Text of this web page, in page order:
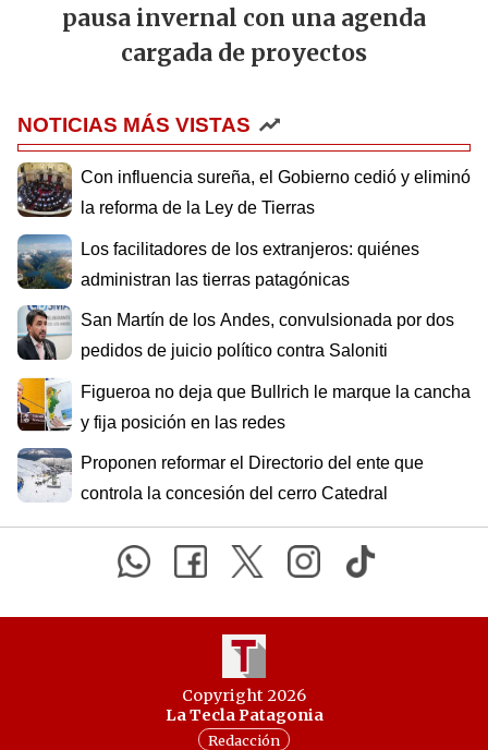
pausa invernal con una agenda
cargada de proyectos
NOTICIAS MÁS VISTAS
Con influencia sureña, el Gobierno cedió y eliminó
la reforma de la Ley de Tierras
Los facilitadores de los extranjeros: quiénes
administran las tierras patagónicas
San Martín de los Andes, convulsionada por dos
pedidos de juicio político contra Saloniti
Figueroa no deja que Bullrich le marque la cancha
y fija posición en las redes
Proponen reformar el Directorio del ente que
controla la concesión del cerro Catedral
Copyright 2026
La Tecla Patagonia
Redacción